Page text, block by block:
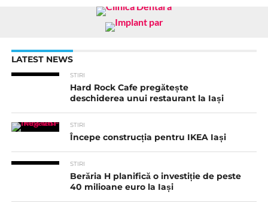
LATEST NEWS
STIRI
Hard Rock Cafe pregătește
deschiderea unui restaurant la Iași
STIRI
Începe construcția pentru IKEA Iași
STIRI
Berăria H planifică o investiție de peste
40 milioane euro la Iași